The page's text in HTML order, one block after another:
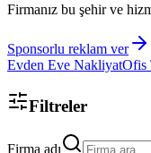
Firmanız bu şehir ve
Sponsorlu reklam ver
Evden Eve NakliyatOfis
Filtreler
Firma adı